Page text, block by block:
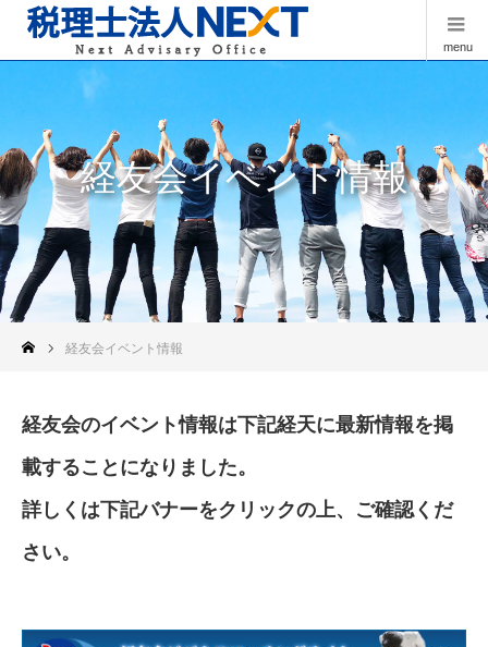
menu
経友会イベント情報
経友会イベント情報
経友会のイベント情報は下記経天に最新情報を掲
載することになりました。
詳しくは下記バナーをクリックの上、ご確認くだ
さい。